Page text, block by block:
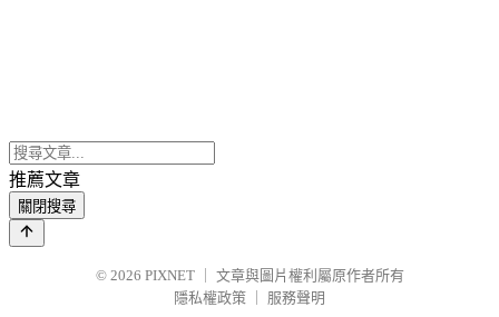
推薦文章
關閉搜尋
© 2026 PIXNET
文章與圖片權利屬原作者所有
隱私權政策
服務聲明